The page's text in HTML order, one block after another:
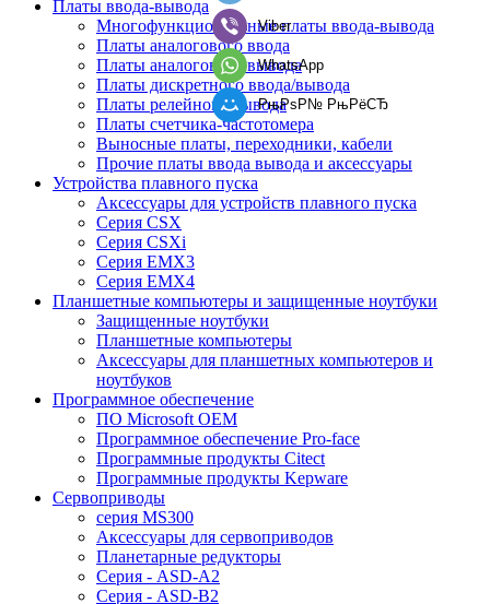
Платы ввода-вывода
Многофункциональные платы ввода-вывода
Платы аналогового ввода
Платы аналогового вывода
Платы дискретного ввода/вывода
Платы релейного вывода
Платы счетчика-частотомера
Выносные платы, переходники, кабели
Прочие платы ввода вывода и аксессуары
Устройства плавного пуска
Аксессуары для устройств плавного пуска
Серия CSX
Серия CSXi
Серия EMX3
Серия EMX4
Планшетные компьютеры и защищенные ноутбуки
Защищенные ноутбуки
Планшетные компьютеры
Аксессуары для планшетных компьютеров и
ноутбуков
Программное обеспечение
ПО Microsoft OEM
Программное обеспечение Pro-face
Программные продукты Citect
Программные продукты Kepware
Сервоприводы
серия MS300
Аксессуары для сервоприводов
Планетарные редукторы
Серия - ASD-A2
Серия - ASD-B2
Viber
WhatsApp
РњРѕР№ РњРёСЂ